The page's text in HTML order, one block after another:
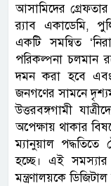
আসামিদের
র‌্যাব একাডেমি,
একটি সমন্বিত
পরিকল্পনা চলমান
দমন করা হবে
জনগণের সামনে
উত্তরবঙ্গগামী
অপেক্ষায় থাকার
ম্যানুয়াল
হচ্ছে। এই
মন্ত্রণালয়কে